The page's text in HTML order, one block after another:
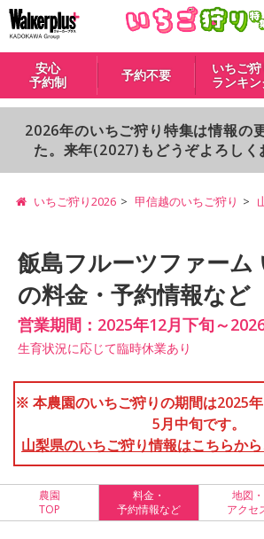
安心
予約制
予約不要
いちご狩
ランキ
2026年のいちご狩り特集は情報の
た。来年(2027)もどうぞよろしく
いちご狩り2026 甲信越のいちご狩り
飯島フルーツファーム
の料金・予約情報など
営業期間：2025年12月下旬～
生育状況に応じて臨時休業あり
※ 本農園のいちご狩りの期間は2025
5月中旬です。
山梨県のいちご狩り情報はこちらから
農園
TOP
料金・
予約情報など
地図・
アクセ